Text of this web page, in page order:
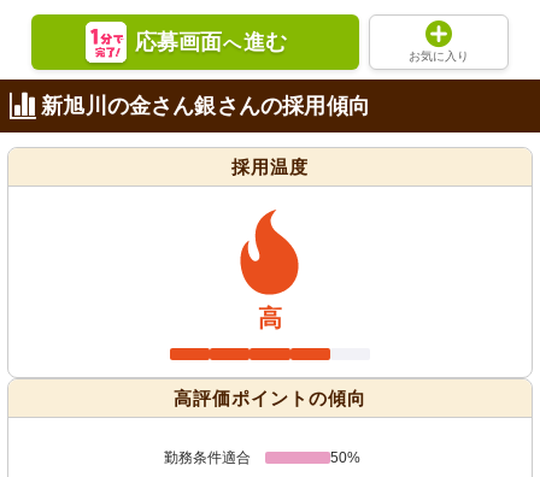
応募画面へ進む
お気に入り
新旭川の金さん銀さんの採用傾向
採用温度
高
高評価ポイントの傾向
勤務条件適合
50%